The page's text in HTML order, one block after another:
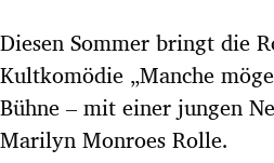
Untermenü
Untermenü
Untermenü
Diesen Sommer bringt die
Kultkomödie „Manche
Bühne – mit einer jungen
Marilyn Monroes Rolle.